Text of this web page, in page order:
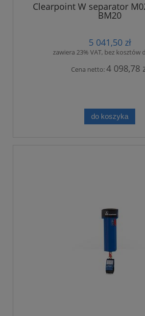
Clearpoint W separator
BM20
5 041,50 zł
zawiera 23% VAT, bez kosztów
Cena netto:4 098,78
do koszyka